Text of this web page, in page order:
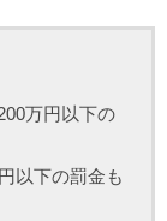
万円以下の
以下の罰金も